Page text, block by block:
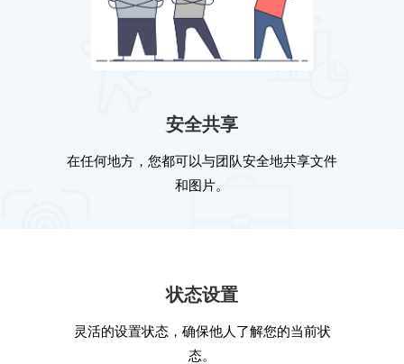
安全共享
在任何地方，您都可以与团队安全地共享文件
和图片。
状态设置
灵活的设置状态，确保他人了解您的当前状
态。